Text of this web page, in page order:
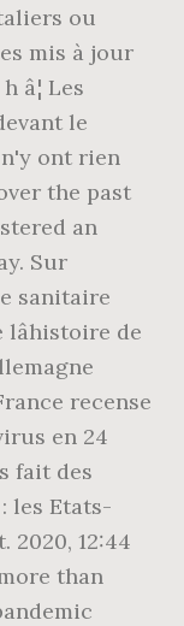
ou
mis à jour
Les
le
ont rien
the past
an
Sur
sanitaire
de
recense
en 24
fait des
les Etats-
2020, 12:44
than